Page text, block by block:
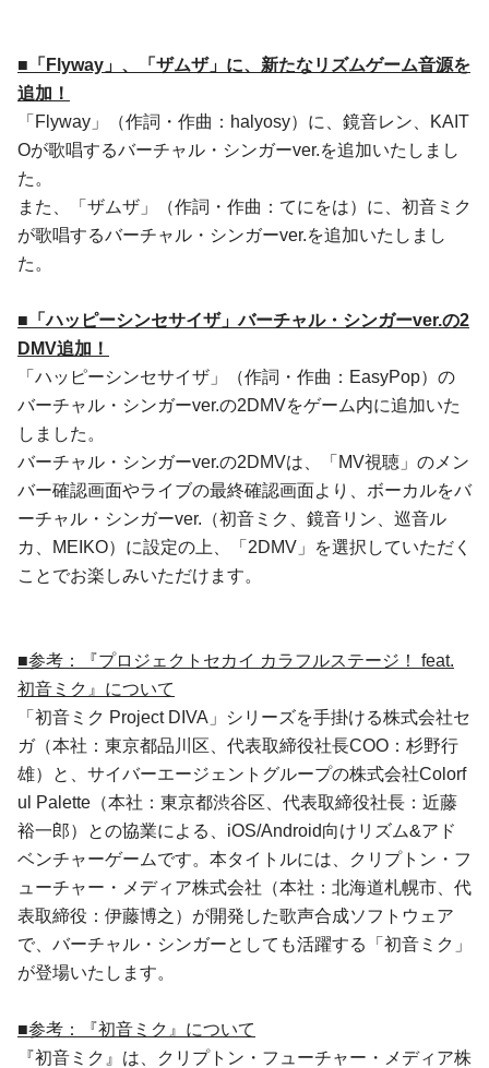
■「Flyway」、「ザムザ」に、新たなリズムゲーム音源を
追加！
「Flyway」（作詞・作曲：halyosy）に、鏡音レン、KAIT
Oが歌唱するバーチャル・シンガーver.を追加いたしまし
た。
また、「ザムザ」（作詞・作曲：てにをは）に、初音ミク
が歌唱するバーチャル・シンガーver.を追加いたしまし
た。
■「ハッピーシンセサイザ」バーチャル・シンガーver.の2
DMV追加！
「ハッピーシンセサイザ」（作詞・作曲：EasyPop）の
バーチャル・シンガーver.の2DMVをゲーム内に追加いた
しました。
バーチャル・シンガーver.の2DMVは、「MV視聴」のメン
バー確認画面やライブの最終確認画面より、ボーカルをバ
ーチャル・シンガーver.（初音ミク、鏡音リン、巡音ル
カ、MEIKO）に設定の上、「2DMV」を選択していただく
ことでお楽しみいただけます。
■参考：『プロジェクトセカイ カラフルステージ！ feat.
初音ミク』について
「初音ミク Project DIVA」シリーズを手掛ける株式会社セ
ガ（本社：東京都品川区、代表取締役社長COO：杉野行
雄）と、サイバーエージェントグループの株式会社Colorf
ul Palette（本社：東京都渋谷区、代表取締役社長：近藤
裕一郎）との協業による、iOS/Android向けリズム&アド
ベンチャーゲームです。本タイトルには、クリプトン・フ
ューチャー・メディア株式会社（本社：北海道札幌市、代
表取締役：伊藤博之）が開発した歌声合成ソフトウェア
で、バーチャル・シンガーとしても活躍する「初音ミク」
が登場いたします。
■参考：『初音ミク』について
『初音ミク』は、クリプトン・フューチャー・メディア株